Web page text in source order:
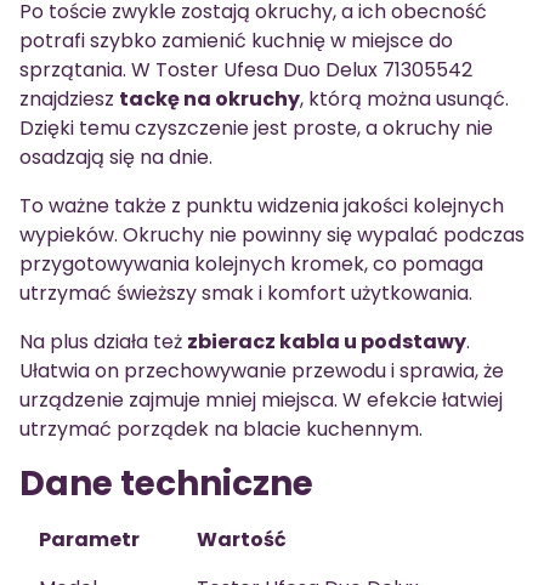
Po toście zwykle zostają okruchy, a ich obecność
potrafi szybko zamienić kuchnię w miejsce do
sprzątania. W Toster Ufesa Duo Delux 71305542
znajdziesz tackę na okruchy, którą można usunąć.
Dzięki temu czyszczenie jest proste, a okruchy nie
osadzają się na dnie.
To ważne także z punktu widzenia jakości kolejnych
wypieków. Okruchy nie powinny się wypalać podczas
przygotowywania kolejnych kromek, co pomaga
utrzymać świeższy smak i komfort użytkowania.
Na plus działa też zbieracz kabla u podstawy.
Ułatwia on przechowywanie przewodu i sprawia, że
urządzenie zajmuje mniej miejsca. W efekcie łatwiej
utrzymać porządek na blacie kuchennym.
Dane techniczne
Parametr
Wartość